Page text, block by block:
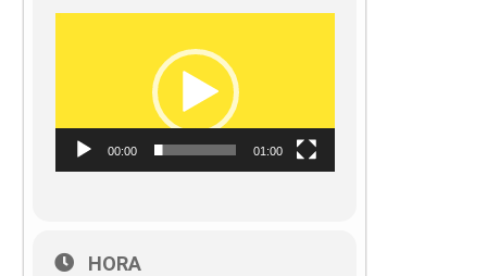
00:00 01:00
HORA